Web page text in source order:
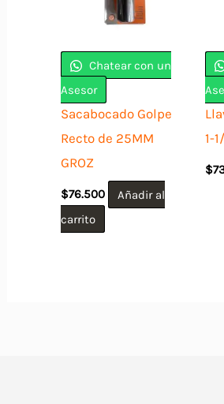
Chatear con un
Asesor
Sacabocado Golpe
Recto de 25MM
GROZ
$76.500
Añadir al
carrito
1-
$